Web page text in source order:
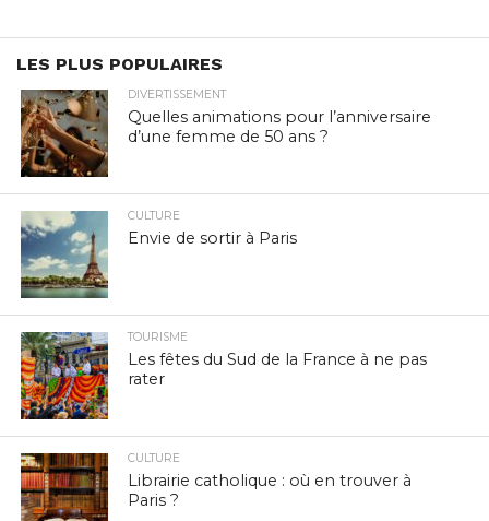
LES PLUS POPULAIRES
DIVERTISSEMENT
Quelles animations pour l’anniversaire
d’une femme de 50 ans ?
CULTURE
Envie de sortir à Paris
TOURISME
Les fêtes du Sud de la France à ne pas
rater
CULTURE
Librairie catholique : où en trouver à
Paris ?